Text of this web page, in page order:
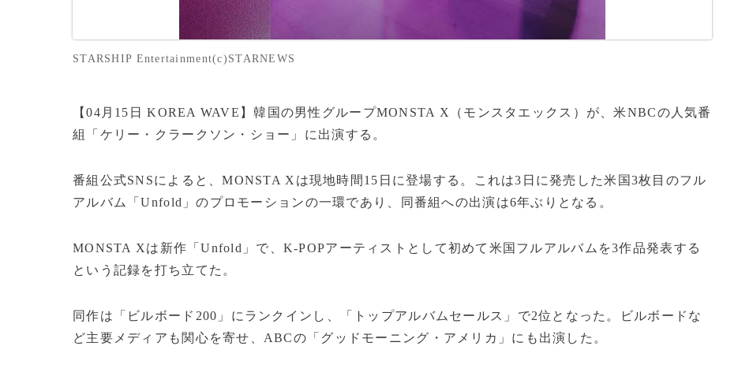
STARSHIP Entertainment(c)STARNEWS
【04月15日 KOREA WAVE】韓国の男性グループMONSTA X（モンスタエックス）が、米NBCの人気番
組「ケリー・クラークソン・ショー」に出演する。
番組公式SNSによると、MONSTA Xは現地時間15日に登場する。これは3日に発売した米国3枚目のフル
アルバム「Unfold」のプロモーションの一環であり、同番組への出演は6年ぶりとなる。
MONSTA Xは新作「Unfold」で、K-POPアーティストとして初めて米国フルアルバムを3作品発表する
という記録を打ち立てた。
同作は「ビルボード200」にランクインし、「トップアルバムセールス」で2位となった。ビルボードな
ど主要メディアも関心を寄せ、ABCの「グッドモーニング・アメリカ」にも出演した。